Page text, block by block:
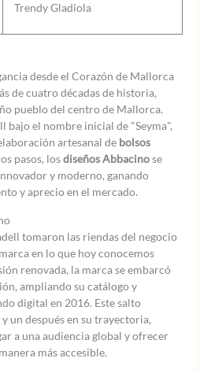
Trendy Gladiola
desde el Corazón de Mallorca
de cuatro décadas de historia,
pueblo del centro de Mallorca.
bajo el nombre inicial de "Seyma",
artesanal de bolsos
pasos, losdiseños Abbacinose
y moderno, ganando
y aprecio en el mercado.
tomaron las riendas del negocio
en lo que hoy conocemos
renovada, la marca se embarcó
ampliando su catálogo y
digital en 2016. Este salto
un después en su trayectoria,
a una audiencia global y ofrecer
más accesible.